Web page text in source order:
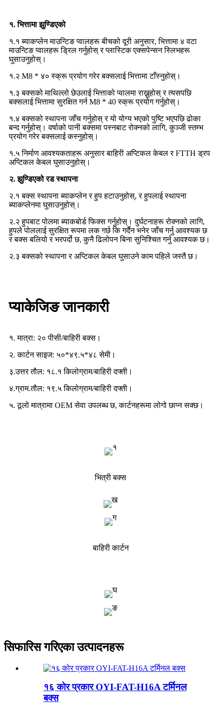
१. भित्तामा झुण्डिएको
१.१ ब्याकप्लेन माउन्टिङ प्वालहरू बीचको दूरी अनुसार, भित्तामा ४ वटा
माउन्टिङ प्वालहरू ड्रिल गर्नुहोस् र प्लास्टिक एक्सपेन्सन स्लिभहरू
घुसाउनुहोस्।
१.२ M8 * ४० स्क्रू प्रयोग गरेर बक्सलाई भित्तामा टाँस्नुहोस्।
१.३ बक्सको माथिल्लो छेउलाई भित्ताको प्वालमा राख्नुहोस् र त्यसपछि
बक्सलाई भित्तामा सुरक्षित गर्न M8 * 40 स्क्रू प्रयोग गर्नुहोस्।
१.४ बक्सको स्थापना जाँच गर्नुहोस् र यो योग्य भएको पुष्टि भएपछि ढोका
बन्द गर्नुहोस्। वर्षाको पानी बक्समा पस्नबाट रोक्नको लागि, कुञ्जी स्तम्भ
प्रयोग गरेर बक्सलाई कस्नुहोस्।
१.५ निर्माण आवश्यकताहरू अनुसार बाहिरी अप्टिकल केबल र FTTH ड्रप
अप्टिकल केबल घुसाउनुहोस्।
२. झुण्डिएको रड स्थापना
२.१ बक्स स्थापना ब्याकप्लेन र हुप हटाउनुहोस्, र हुपलाई स्थापना
ब्याकप्लेनमा घुसाउनुहोस्।
२.२ हुपबाट पोलमा ब्याकबोर्ड फिक्स गर्नुहोस्। दुर्घटनाहरू रोक्नको लागि,
हुपले पोललाई सुरक्षित रूपमा लक गर्छ कि गर्दैन भनेर जाँच गर्नु आवश्यक छ
र बक्स बलियो र भरपर्दो छ, कुनै ढिलोपन बिना सुनिश्चित गर्नु आवश्यक छ।
२.३ बक्सको स्थापना र अप्टिकल केबल घुसाउने काम पहिले जस्तै छ।
प्याकेजिङ जानकारी
१. मात्रा: २० पीसी/बाहिरी बक्स।
२. कार्टन साइज: ५०*४९.५*४८ सेमी।
३.उत्तर तौल: १८.१ किलोग्राम/बाहिरी दफ्ती।
४.ग्राम.तौल: १९.५ किलोग्राम/बाहिरी दफ्ती।
५. ठूलो मात्रामा OEM सेवा उपलब्ध छ, कार्टनहरूमा लोगो छाप्न सक्छ।
भित्री बक्स
बाहिरी कार्टन
सिफारिस गरिएका उत्पादनहरू
१६ कोर प्रकार OYI-FAT-H16A टर्मिनल
बक्स